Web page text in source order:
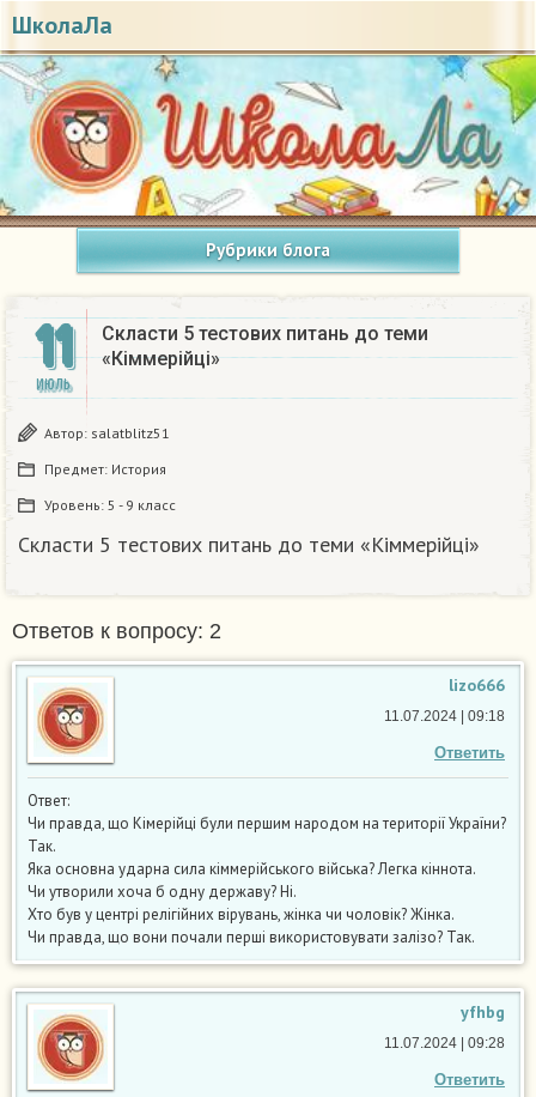
ШколаЛа
Рубрики блога
11
ИЮЛЬ
Скласти 5 тестових питань до теми
«Кіммерійці»
Автор: salatblitz51
Предмет: История
Уровень: 5 - 9 класс
Скласти 5 тестових питань до теми «Кіммерійці»
Ответов к вопросу: 2
lizo666
Ответить
11.07.2024 | 09:18
Ответ:
Чи правда, що Кімерійці були першим народом на території України?
Так.
Яка основна ударна сила кіммерійського війська? Легка кіннота.
Чи утворили хоча б одну державу? Ні.
Хто був у центрі релігійних вірувань, жінка чи чоловік? Жінка.
Чи правда, що вони почали перші використовувати залізо? Так.
yfhbg
Ответить
11.07.2024 | 09:28